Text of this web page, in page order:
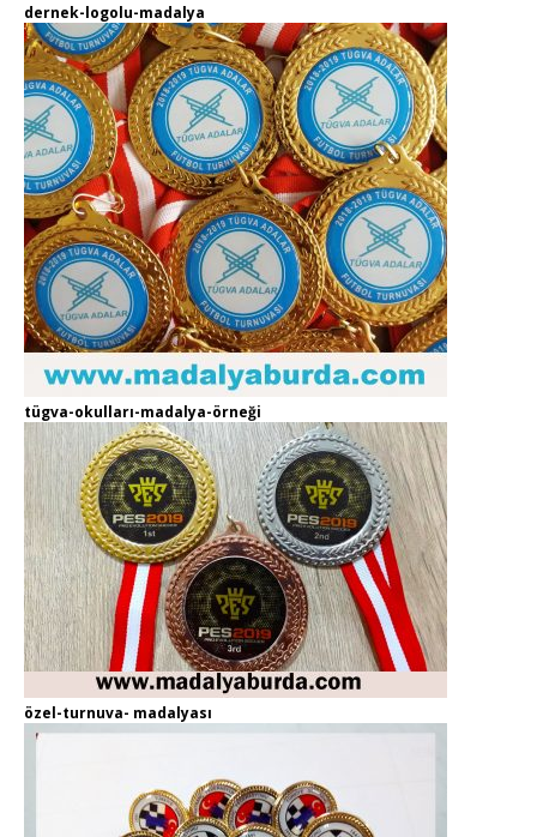
dernek-logolu-madalya
tügva-okulları-madalya-örneği
özel-turnuva- madalyası